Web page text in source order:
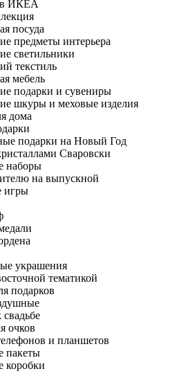
в ИКЕА
посуда
предметы интерьера
светильники
текстиль
мебель
подарки и сувениры
шкуры и меховые изделия
дома
подарки на Новый Год
Сваровски
наборы
на выпускной
игры
украшения
тематикой
подарков
очков
и планшетов
пакеты
коробки